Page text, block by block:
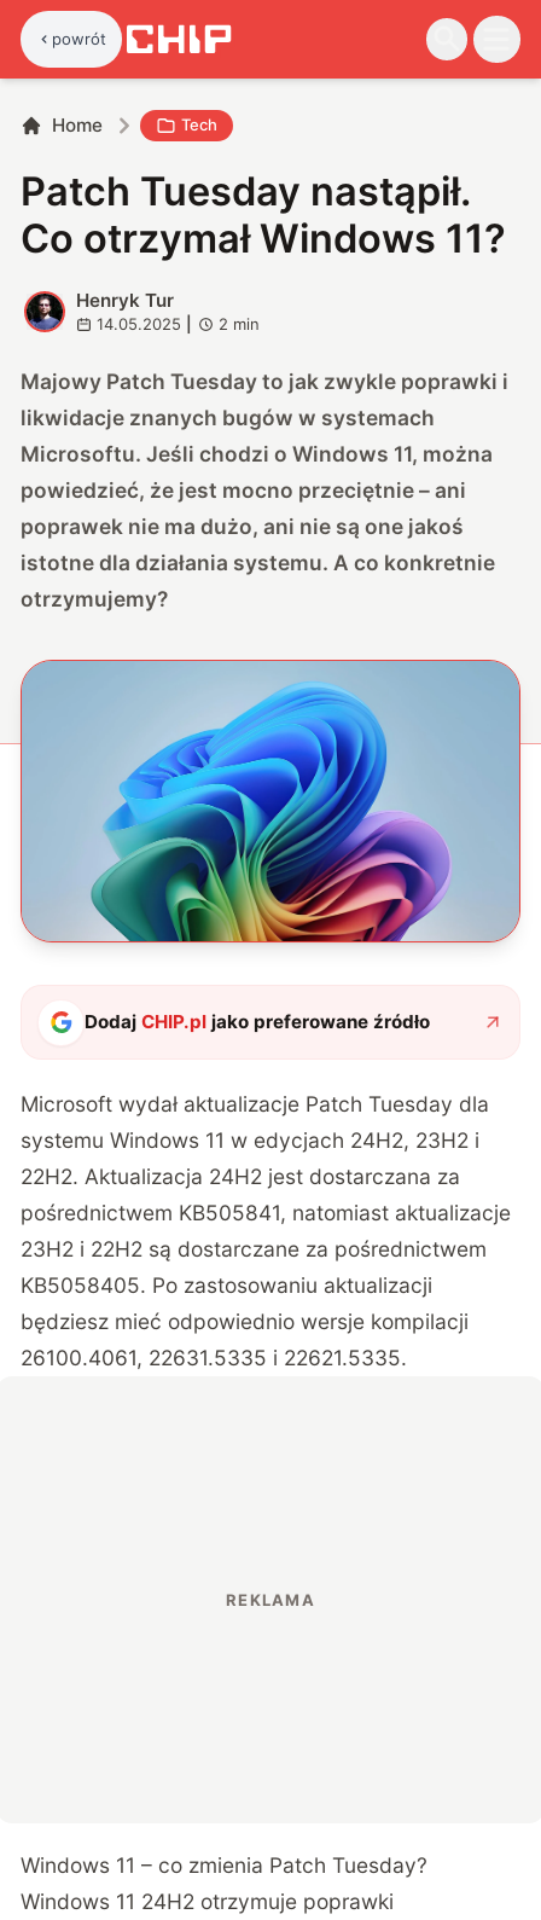
powrót
Home Tech
Patch Tuesday nastąpił.
Co otrzymał Windows 11?
H
Henryk Tur
14.05.2025 2 min
Majowy Patch Tuesday to jak zwykle poprawki i
likwidacje znanych bugów w systemach
Microsoftu. Jeśli chodzi o Windows 11, można
powiedzieć, że jest mocno przeciętnie – ani
poprawek nie ma dużo, ani nie są one jakoś
istotne dla działania systemu. A co konkretnie
otrzymujemy?
DodajCHIP.pl jako preferowane źródło
Microsoft wydał aktualizacje Patch Tuesday dla
systemu Windows 11 w edycjach 24H2, 23H2 i
22H2. Aktualizacja 24H2 jest dostarczana za
pośrednictwem KB505841, natomiast aktualizacje
23H2 i 22H2 są dostarczane za pośrednictwem
KB5058405. Po zastosowaniu aktualizacji
będziesz mieć odpowiednio wersje kompilacji
26100.4061, 22631.5335 i 22621.5335.
Windows 11 – co zmienia Patch Tuesday?
Windows 11 24H2 otrzymuje poprawki